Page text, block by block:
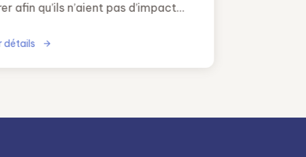
afin qu’ils n’aient pas d’impact
détails